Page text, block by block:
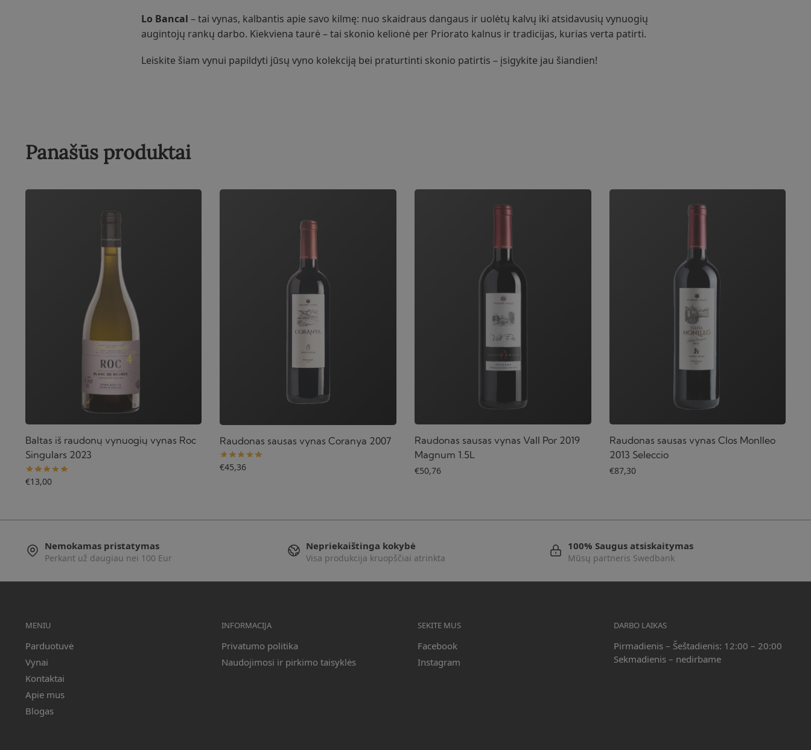
Lo Bancal – tai vynas, kalbantis apie savo kilmę: nuo skaidraus dangaus ir uolėtų kalvų iki atsidavusių vynuogių
augintojų rankų darbo. Kiekviena taurė – tai skonio kelionė per Priorato kalnus ir tradicijas, kurias verta patirti.
Leiskite šiam vynui papildyti jūsų vyno kolekciją bei praturtinti skonio patirtis – įsigykite jau šiandien!
Panašūs produktai
Baltas iš raudonų vynuogių vynas Roc
Singulars 2023
€13,00
Raudonas sausas vynas Coranya 2007
€45,36
Raudonas sausas vynas Vall Por 2019
Magnum 1.5L
€50,76
Raudonas sausas vynas Clos Monlleo
2013 Seleccio
€87,30
Nemokamas pristatymas
Perkant už daugiau nei 100 Eur
Nepriekaištinga kokybė
Visa produkcija kruopščiai atrinkta
100% Saugus atsiskaitymas
Mūsų partneris Swedbank
MENIU
Parduotuvė
Vynai
Kontaktai
Apie mus
Blogas
INFORMACIJA
Privatumo politika
Naudojimosi ir pirkimo taisyklės
SEKITE MUS
Facebook
Instagram
DARBO LAIKAS
Pirmadienis – Šeštadienis: 12:00 – 20:00
Sekmadienis – nedirbame